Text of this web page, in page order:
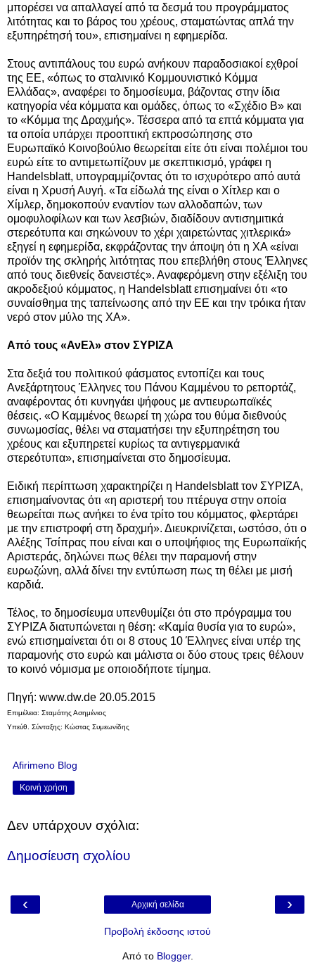
μπορέσει να απαλλαγεί από τα δεσμά του προγράμματος
λιτότητας και το βάρος του χρέους, σταματώντας απλά την
εξυπηρέτησή του», επισημαίνει η εφημερίδα.
Στους αντιπάλους του ευρώ ανήκουν παραδοσιακοί εχθροί
της ΕΕ, «όπως το σταλινικό Κομμουνιστικό Κόμμα
Ελλάδας», αναφέρει το δημοσίευμα, βάζοντας στην ίδια
κατηγορία νέα κόμματα και ομάδες, όπως το «Σχέδιο Β» και
το «Κόμμα της Δραχμής». Τέσσερα από τα επτά κόμματα για
τα οποία υπάρχει προοπτική εκπροσώπησης στο
Ευρωπαϊκό Κοινοβούλιο θεωρείται είτε ότι είναι πολέμιοι του
ευρώ είτε το αντιμετωπίζουν με σκεπτικισμό, γράφει η
Handelsblatt, υπογραμμίζοντας ότι το ισχυρότερο από αυτά
είναι η Χρυσή Αυγή. «Τα είδωλά της είναι ο Χίτλερ και ο
Χίμλερ, δημοκοπούν εναντίον των αλλοδαπών, των
ομοφυλοφίλων και των λεσβιών, διαδίδουν αντισημιτικά
στερεότυπα και σηκώνουν το χέρι χαιρετώντας χιτλερικά»
εξηγεί η εφημερίδα, εκφράζοντας την άποψη ότι η ΧΑ «είναι
προϊόν της σκληρής λιτότητας που επεβλήθη στους Έλληνες
από τους διεθνείς δανειστές». Αναφερόμενη στην εξέλιξη του
ακροδεξιού κόμματος, η Handelsblatt επισημαίνει ότι «το
συναίσθημα της ταπείνωσης από την ΕΕ και την τρόικα ήταν
νερό στον μύλο της ΧΑ».
Από τους «ΑνΕλ» στον ΣΥΡΙΖΑ
Στα δεξιά του πολιτικού φάσματος εντοπίζει και τους
Ανεξάρτητους Έλληνες του Πάνου Καμμένου το ρεπορτάζ,
αναφέροντας ότι κυνηγάει ψήφους με αντιευρωπαϊκές
θέσεις. «Ο Καμμένος θεωρεί τη χώρα του θύμα διεθνούς
συνωμοσίας, θέλει να σταματήσει την εξυπηρέτηση του
χρέους και εξυπηρετεί κυρίως τα αντιγερμανικά
στερεότυπα», επισημαίνεται στο δημοσίευμα.
Ειδική περίπτωση χαρακτηρίζει η Handelsblatt τον ΣΥΡΙΖΑ,
επισημαίνοντας ότι «η αριστερή του πτέρυγα στην οποία
θεωρείται πως ανήκει το ένα τρίτο του κόμματος, φλερτάρει
με την επιστροφή στη δραχμή». Διευκρινίζεται, ωστόσο, ότι ο
Αλέξης Τσίπρας που είναι και ο υποψήφιος της Ευρωπαϊκής
Αριστεράς, δηλώνει πως θέλει την παραμονή στην
ευρωζώνη, αλλά δίνει την εντύπωση πως τη θέλει με μισή
καρδιά.
Τέλος, το δημοσίευμα υπενθυμίζει ότι στο πρόγραμμα του
ΣΥΡΙΖΑ διατυπώνεται η θέση: «Καμία θυσία για το ευρώ»,
ενώ επισημαίνεται ότι οι 8 στους 10 Έλληνες είναι υπέρ της
παραμονής στο ευρώ και μάλιστα οι δύο στους τρεις θέλουν
το κοινό νόμισμα με οποιοδήποτε τίμημα.
Πηγή: www.dw.de 20.05.2015
Επιμέλεια: Σταμάτης Ασημένιος
Υπεύθ. Σύνταξης: Κώστας Συμεωνίδης
Afirimeno Blog
Κοινή χρήση
Δεν υπάρχουν σχόλια:
Δημοσίευση σχολίου
‹ ›
Αρχική σελίδα
Προβολή έκδοσης ιστού
Από το Blogger.